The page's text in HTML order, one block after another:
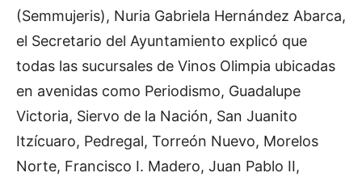
(Semmujeris), Nuria Gabriela Hernández Abarca,
el Secretario del Ayuntamiento explicó que
todas las sucursales de Vinos Olimpia ubicadas
en avenidas como Periodismo, Guadalupe
Victoria, Siervo de la Nación, San Juanito
Itzícuaro, Pedregal, Torreón Nuevo, Morelos
Norte, Francisco I. Madero, Juan Pablo II,